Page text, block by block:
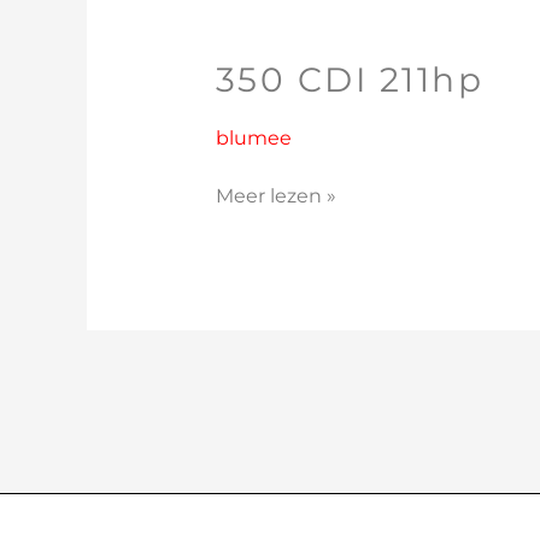
350 CDI 211hp
blumee
350
211hp
Meer lezen »